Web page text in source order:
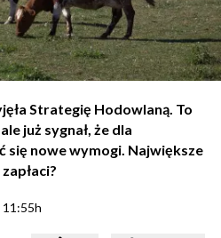
Strategię Hodowlaną. To
już sygnał, że dla
się nowe wymogi. Największe
11:55h